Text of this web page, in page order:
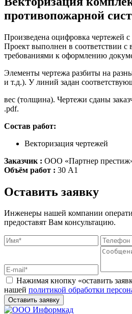
противопожарной
Произведена оцифровка чертежей
Проект выполнен в соответствии с
требованиями к оформлению
Элементы чертежа разбиты на
и т.д.). У линий задан
вес (толщина). Чертежи сданы
.pdf.
Состав работ:
Векторизация чертежей
Заказчик : ООО «Партнер
Объём работ : 30 А1
Оставить заявку
Инженеры нашей компании
предоставят Вам консультацию.
Нажимая кнопку «оставить
нашей политикой обработки
Оставить заявку